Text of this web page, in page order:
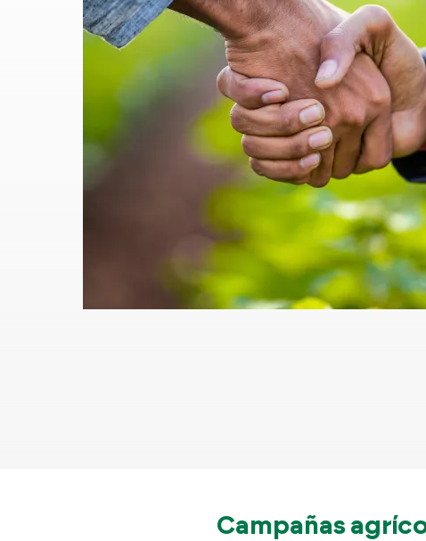
Campañas